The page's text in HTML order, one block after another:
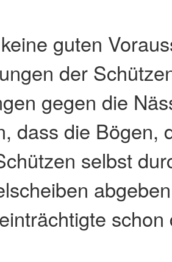
guten
der
gegen die
dass die Bögen,
selbst